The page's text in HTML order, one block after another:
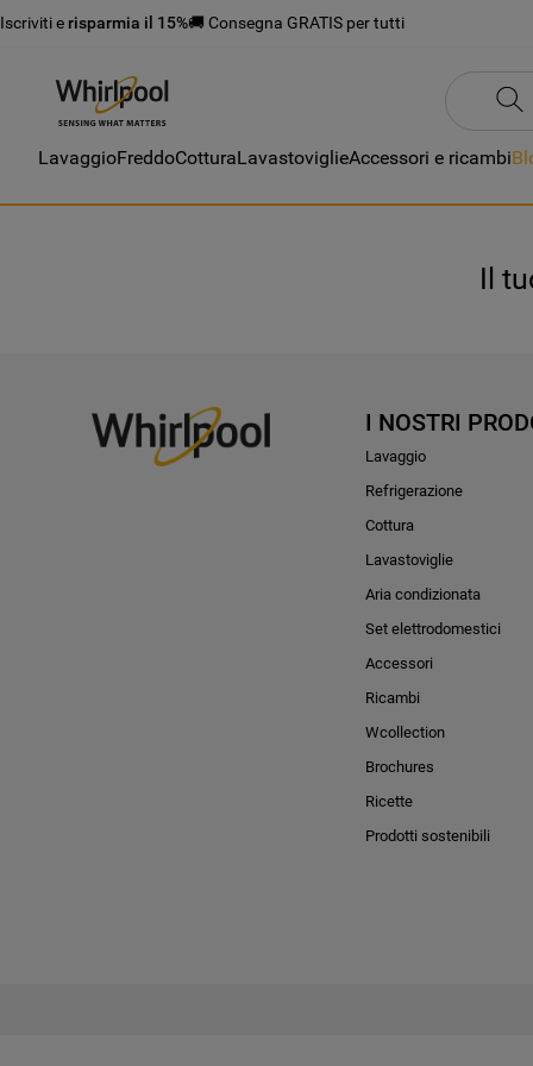
Iscriviti e risparmia il 15%🚚 Consegna GRATIS per tutti
LavaggioFreddoCotturaLavastoviglieAccessori e ricambi
Il
I NOSTRI
Lavaggio
Refrigerazione
Cottura
Lavastoviglie
Aria condizionata
Set elettrodomestici
Accessori
Ricambi
Wcollection
Brochures
Ricette
Prodotti sostenibili